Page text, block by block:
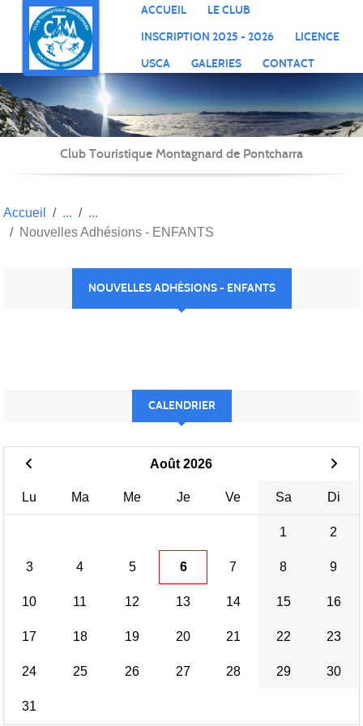
ACCUEIL
LE CLUB
INSCRIPTION 2025 - 2026
LICENCE
USCA
GALERIES CONTACT
Club Touristique Montagnard de Pontcharra
Accueil
Nouvelles Adhésions - ENFANTS
NOUVELLES ADHÉSIONS - ENFANTS
CALENDRIER
Août 2026
Lu Ma Me Je Ve Sa Di
1 2
3 4 5 6 7 8 9
10 11 12 13 14 15 16
17 18 19 20 21 22 23
24 25 26 27 28 29 30
31
Panneau de gestion des cookies